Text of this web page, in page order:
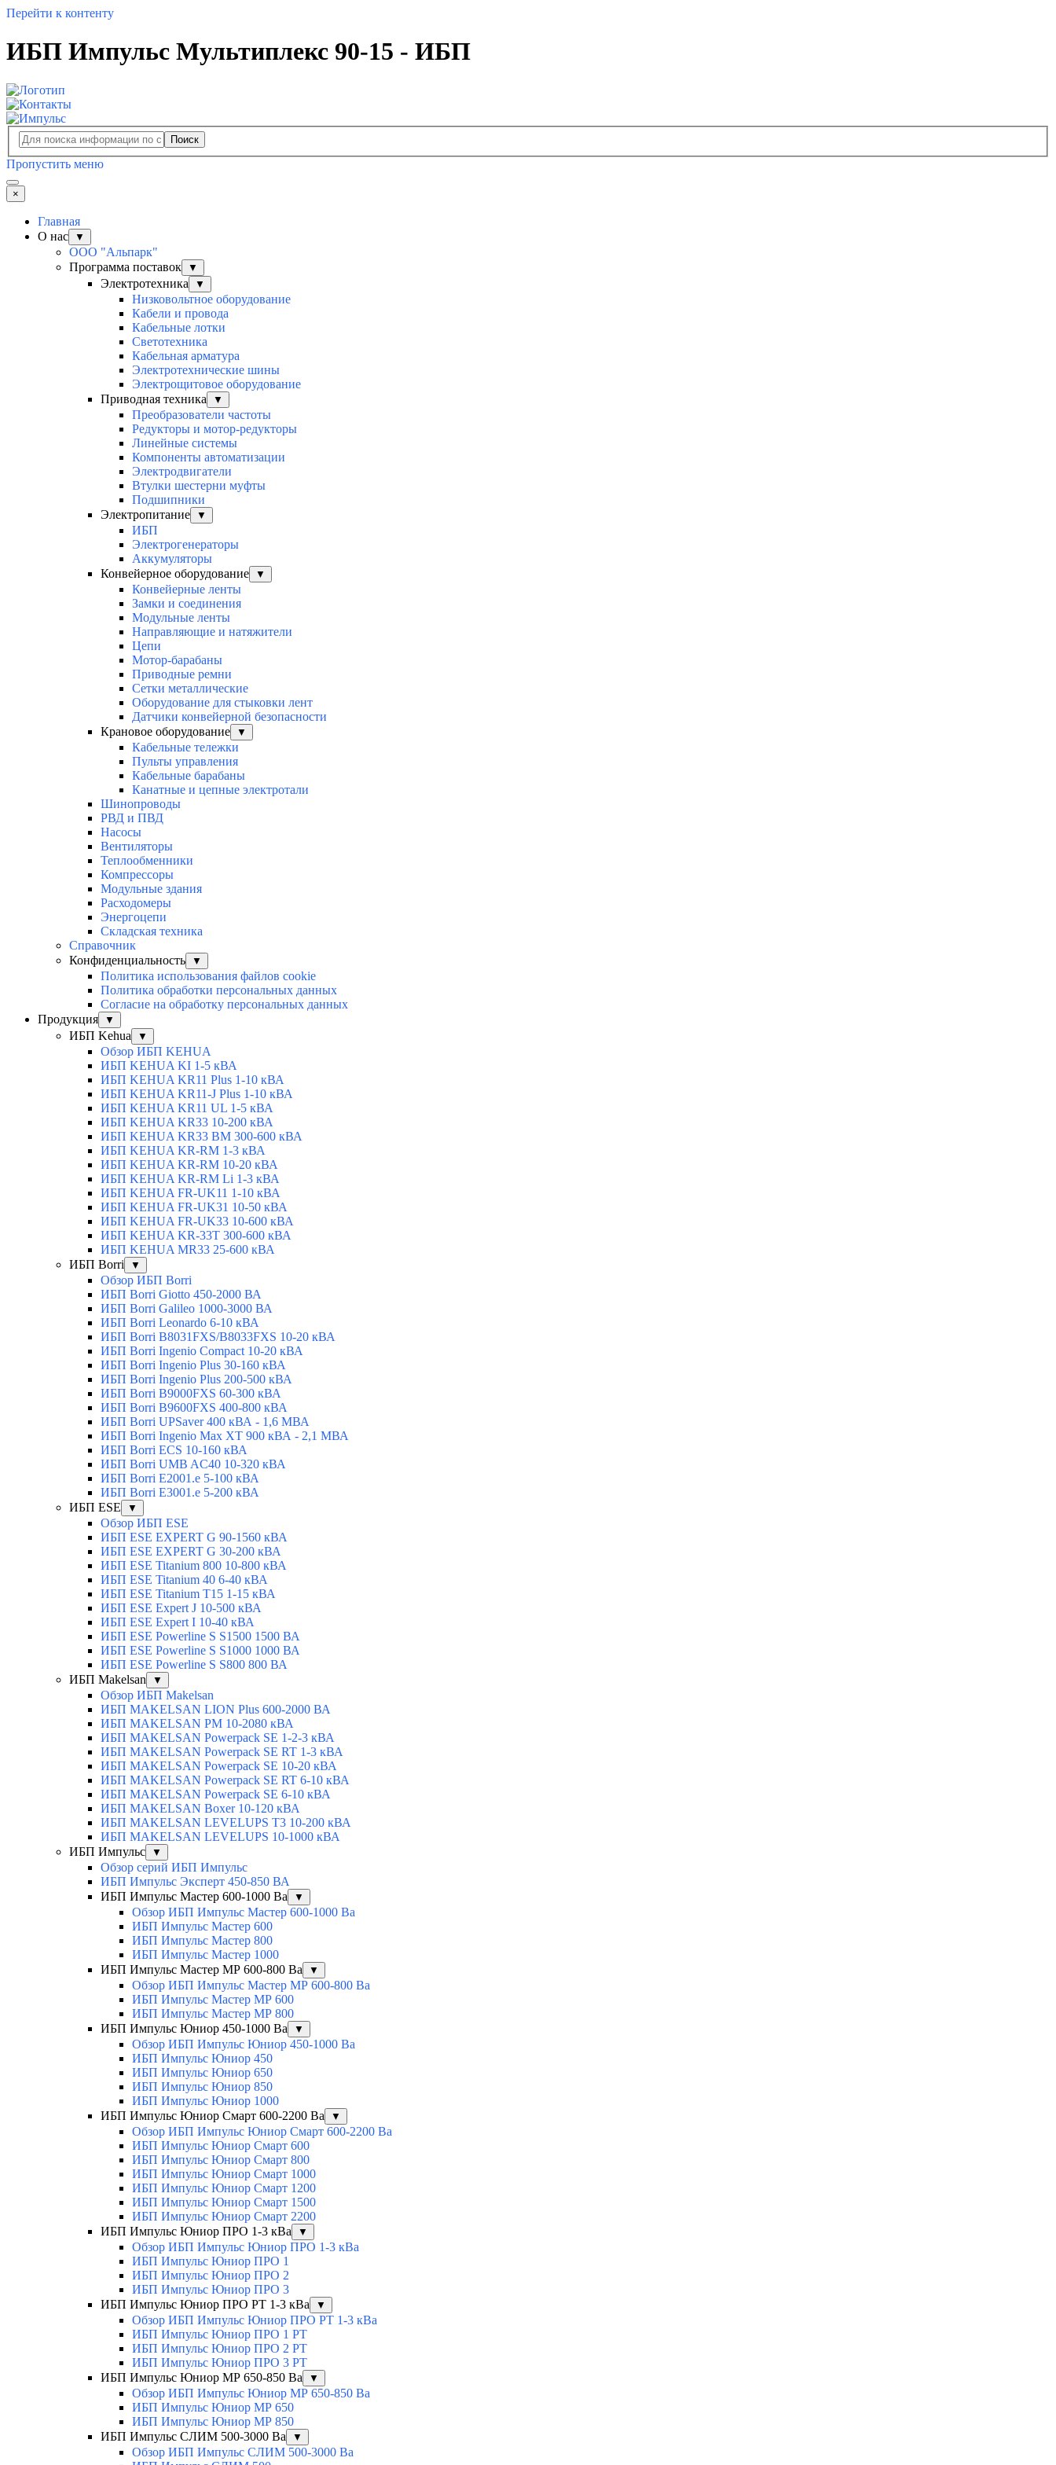
Перейти к контенту
ИБП Импульс Мультиплекс 90-15 - ИБП
Поиск
Пропустить меню
×
Главная
О нас
▼
ООО "Альпарк"
Программа поставок
▼
Электротехника ▼
Низковольтное оборудование
Кабели и провода
Кабельные лотки
Светотехника
Кабельная арматура
Электротехнические шины
Электрощитовое оборудование
Приводная техника
▼
Преобразователи частоты
Редукторы и мотор-редукторы
Линейные системы
Компоненты автоматизации
Электродвигатели
Втулки шестерни муфты
Подшипники
Электропитание
▼
ИБП
Электрогенераторы
Аккумуляторы
Конвейерное оборудование
▼
Конвейерные ленты
Замки и соединения
Модульные ленты
Направляющие и натяжители
Цепи
Мотор-барабаны
Приводные ремни
Сетки металлические
Оборудование для стыковки лент
Датчики конвейерной безопасности
Крановое оборудование
▼
Кабельные тележки
Пульты управления
Кабельные барабаны
Канатные и цепные электротали
Шинопроводы
РВД и ПВД
Насосы
Вентиляторы
Теплообменники
Компрессоры
Модульные здания
Расходомеры
Энергоцепи
Складская техника
Справочник
Конфиденциальность
▼
Политика использования файлов cookie
Политика обработки персональных данных
Согласие на обработку персональных данных
Продукция
▼
ИБП Kehua ▼
Обзор ИБП KEHUA
ИБП KEHUA KI 1-5 кВА
ИБП KEHUA KR11 Plus 1-10 кВА
ИБП KEHUA KR11-J Plus 1-10 кВА
ИБП KEHUA KR11 UL 1-5 кВА
ИБП KEHUA KR33 10-200 кВА
ИБП KEHUA KR33 BM 300-600 кВА
ИБП KEHUA KR-RM 1-3 кВА
ИБП KEHUA KR-RM 10-20 кВА
ИБП KEHUA KR-RM Li 1-3 кВА
ИБП KEHUA FR-UK11 1-10 кВА
ИБП KEHUA FR-UK31 10-50 кВА
ИБП KEHUA FR-UK33 10-600 кВА
ИБП KEHUA KR-33T 300-600 кВА
ИБП KEHUA MR33 25-600 кВА
ИБП Borri
▼
Обзор ИБП Borri
ИБП Borri Giotto 450-2000 ВА
ИБП Borri Galileo 1000-3000 ВА
ИБП Borri Leonardo 6-10 кВА
ИБП Borri B8031FXS/B8033FXS 10-20 кВА
ИБП Borri Ingenio Compact 10-20 кВА
ИБП Borri Ingenio Plus 30-160 кВА
ИБП Borri Ingenio Plus 200-500 кВА
ИБП Borri B9000FXS 60-300 кВА
ИБП Borri B9600FXS 400-800 кВА
ИБП Borri UPSaver 400 кВА - 1,6 МВА
ИБП Borri Ingenio Max XT 900 кВА - 2,1 МВА
ИБП Borri ECS 10-160 кВА
ИБП Borri UMB AC40 10-320 кВА
ИБП Borri E2001.e 5-100 кВА
ИБП Borri E3001.e 5-200 кВА
ИБП ESE
▼
Обзор ИБП ESE
ИБП ESE EXPERT G 90-1560 кВА
ИБП ESE EXPERT G 30-200 кВА
ИБП ESE Titanium 800 10-800 кВА
ИБП ESE Titanium 40 6-40 кВА
ИБП ESE Titanium T15 1-15 кВА
ИБП ESE Expert J 10-500 кВА
ИБП ESE Expert I 10-40 кВА
ИБП ESE Powerline S S1500 1500 ВА
ИБП ESE Powerline S S1000 1000 ВА
ИБП ESE Powerline S S800 800 ВА
ИБП Makelsan
▼
Обзор ИБП Makelsan
ИБП MAKELSAN LION Plus 600-2000 ВА
ИБП MAKELSAN PM 10-2080 кВА
ИБП MAKELSAN Powerpack SE 1-2-3 кВА
ИБП MAKELSAN Powerpack SE RT 1-3 кВА
ИБП MAKELSAN Powerpack SE 10-20 кВА
ИБП MAKELSAN Powerpack SE RT 6-10 кВА
ИБП MAKELSAN Powerpack SE 6-10 кВА
ИБП MAKELSAN Boxer 10-120 кВА
ИБП MAKELSAN LEVELUPS T3 10-200 кВА
ИБП MAKELSAN LEVELUPS 10-1000 кВА
ИБП Импульс
▼
Обзор серий ИБП Импульс
ИБП Импульс Эксперт 450-850 ВА
ИБП Импульс Мастер 600-1000 Ва
▼
Обзор ИБП Импульс Мастер 600-1000 Ва
ИБП Импульс Мастер 600
ИБП Импульс Мастер 800
ИБП Импульс Мастер 1000
ИБП Импульс Мастер МР 600-800 Ва
▼
Обзор ИБП Импульс Мастер МР 600-800 Ва
ИБП Импульс Мастер МР 600
ИБП Импульс Мастер МР 800
ИБП Импульс Юниор 450-1000 Ва
▼
Обзор ИБП Импульс Юниор 450-1000 Ва
ИБП Импульс Юниор 450
ИБП Импульс Юниор 650
ИБП Импульс Юниор 850
ИБП Импульс Юниор 1000
ИБП Импульс Юниор Смарт 600-2200 Ва
▼
Обзор ИБП Импульс Юниор Смарт 600-2200 Ва
ИБП Импульс Юниор Смарт 600
ИБП Импульс Юниор Смарт 800
ИБП Импульс Юниор Смарт 1000
ИБП Импульс Юниор Смарт 1200
ИБП Импульс Юниор Смарт 1500
ИБП Импульс Юниор Смарт 2200
ИБП Импульс Юниор ПРО 1-3 кВа
▼
Обзор ИБП Импульс Юниор ПРО 1-3 кВа
ИБП Импульс Юниор ПРО 1
ИБП Импульс Юниор ПРО 2
ИБП Импульс Юниор ПРО 3
ИБП Импульс Юниор ПРО РТ 1-3 кВа
▼
Обзор ИБП Импульс Юниор ПРО РТ 1-3 кВа
ИБП Импульс Юниор ПРО 1 РТ
ИБП Импульс Юниор ПРО 2 РТ
ИБП Импульс Юниор ПРО 3 РТ
ИБП Импульс Юниор МР 650-850 Ва
▼
Обзор ИБП Импульс Юниор МР 650-850 Ва
ИБП Импульс Юниор МР 650
ИБП Импульс Юниор МР 850
ИБП Импульс СЛИМ 500-3000 Ва
▼
Обзор ИБП Импульс СЛИМ 500-3000 Ва